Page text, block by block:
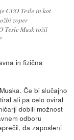
CEO Tesle in kot
zoper
Tesle Musk tožil
in fizična
Če bi slučajno
ali pa celo oviral
dobili možnost
odboru
da zaposleni